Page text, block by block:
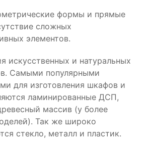
формы и прямые
сложных
элементов.
искусственных и натуральных
Самыми популярными
для изготовления шкафов и
ламинированные ДСП,
массив (у более
Так же широко
стекло, металл и пластик.